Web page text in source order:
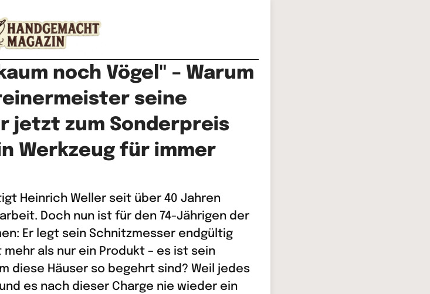
noch Vögel" – Warum
seine
jetzt zum Sonderpreis
Werkzeug für immer
Heinrich Weller seit über 40 Jahren
Doch nun ist für den 74-Jährigen der
Er legt sein Schnitzmesser endgültig
als nur ein Produkt – es ist sein
diese Häuser so begehrt sind? Weil jedes
es nach dieser Charge nie wieder ein